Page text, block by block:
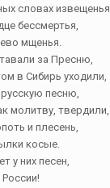
словах извещенья
бессмертья,
мщенья.
за Пресню,
в Сибирь уходили,
песню,
молитву, твердили,
и плесень,
косые.
у них песен,
России!